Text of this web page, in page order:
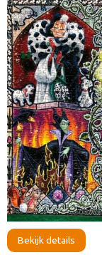
Bekijk details